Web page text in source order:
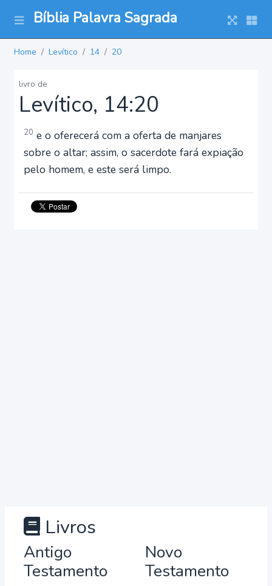
Bíblia Palavra Sagrada
Home Levítico 14 20
livro de
Levítico, 14:20
20 e o oferecerá com a oferta de manjares
sobre o altar; assim, o sacerdote fará expiação
pelo homem, e este será limpo.
Livros
Antigo
Testamento
Novo
Testamento